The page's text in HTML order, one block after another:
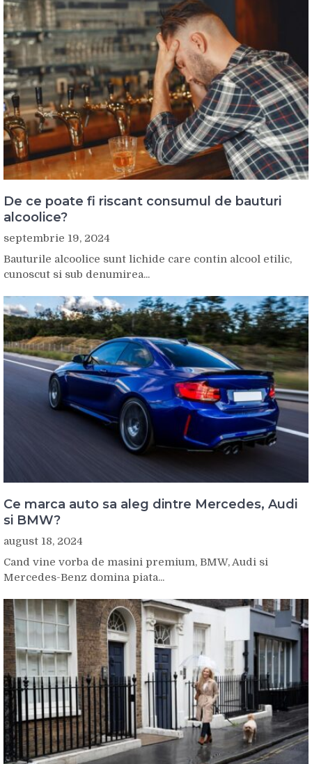
De ce poate fi riscant consumul de bauturi
alcoolice?
septembrie 19, 2024
Bauturile alcoolice sunt lichide care contin alcool etilic,
cunoscut si sub denumirea...
Ce marca auto sa aleg dintre Mercedes, Audi
si BMW?
august 18, 2024
Cand vine vorba de masini premium, BMW, Audi si
Mercedes-Benz domina piata...